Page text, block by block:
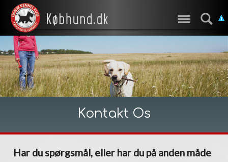
Kontakt Os
Har du spørgsmål, eller har du på anden måde